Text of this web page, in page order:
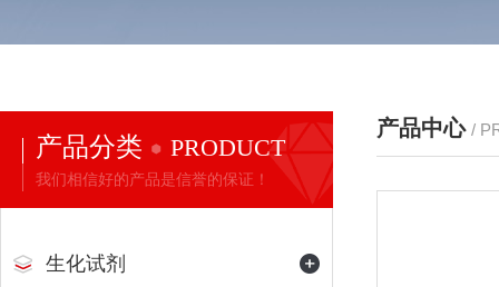
产品分类 PRODUCT
我们相信好的产品是信誉的保证！
生化试剂
产品中心 /